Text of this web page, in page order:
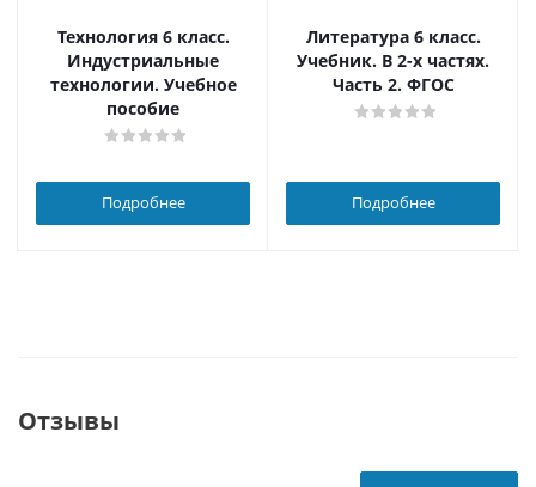
Технология 6 класс.
Индустриальные
технологии. Учебное
пособие
Подробнее
Литература 6 класс.
Учебник. В 2-х частях.
Часть 2. ФГОС
Подробнее
Отзывы